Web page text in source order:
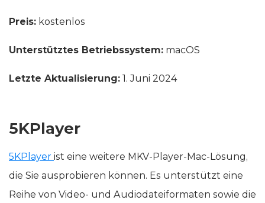
Preis: kostenlos
Unterstütztes Betriebssystem: macOS
Letzte Aktualisierung: 1. Juni 2024
5KPlayer
5KPlayer ist eine weitere MKV-Player-Mac-Lösung,
die Sie ausprobieren können. Es unterstützt eine
Reihe von Video- und Audiodateiformaten sowie die